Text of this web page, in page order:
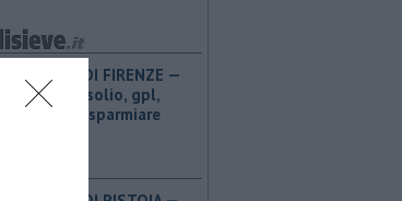
PROVINCIA DI FIRENZE — ​
Benzina, gasolio, gpl,
ecco dove risparmiare